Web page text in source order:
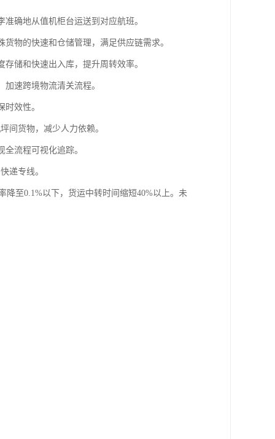
确地从值机柜台运送到对应航班。
物的快速和仓储管理，满足供应链需求。
储和快速出入库，提升周转效率。
速跨境物流清关流程。
效性。
间货物，减少人力依赖。
流程可视化追踪。
递专线。
至0.1%以下，货运中转时间缩短40%以上。未